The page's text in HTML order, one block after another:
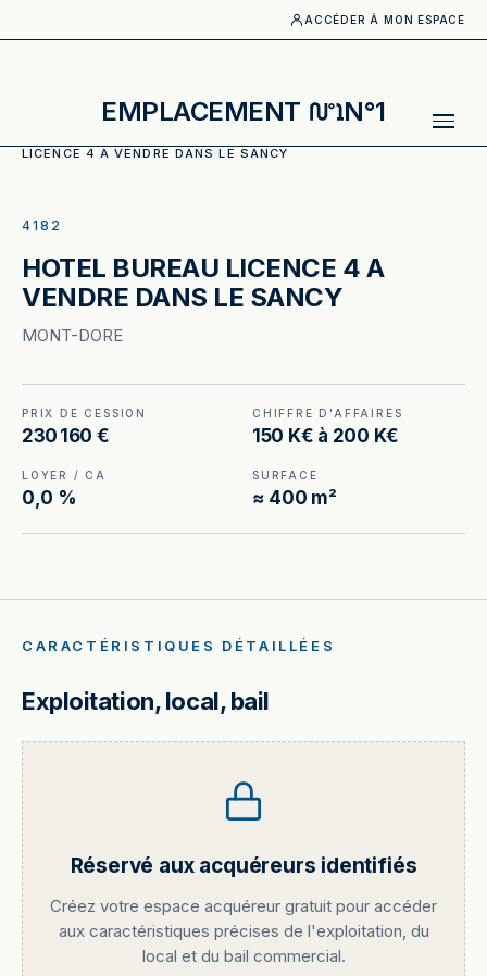
ACCÉDER À MON ESPACE
EMPLACEMENT N°1
LICENCE 4 A VENDRE DANS LE SANCY
4182
HOTEL BUREAU LICENCE 4 A
VENDRE DANS LE SANCY
MONT-DORE
PRIX DE CESSION
230 160 €
CHIFFRE D'AFFAIRES
150 K€ à 200 K€
LOYER / CA
0,0 %
SURFACE
≈ 400 m²
CARACTÉRISTIQUES DÉTAILLÉES
Exploitation, local, bail
Réservé aux acquéreurs identifiés
Créez votre espace acquéreur gratuit pour accéder
aux caractéristiques précises de l'exploitation, du
local et du bail commercial.